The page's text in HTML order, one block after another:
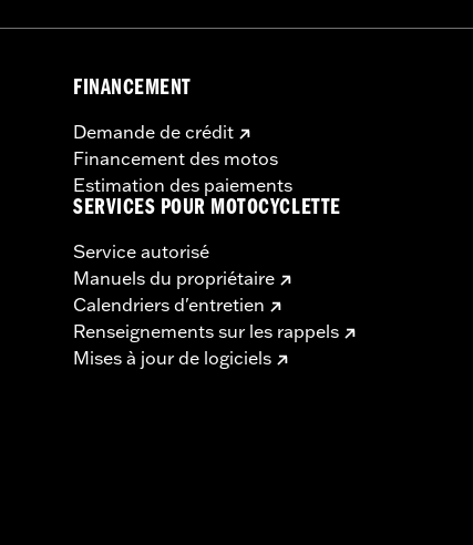
FINANCEMENT
Demande de crédit
Financement des motos
Estimation des paiements
SERVICES POUR MOTOCYCLETTE
Service autorisé
Manuels du propriétaire
Calendriers d'entretien
Renseignements sur les rappels
Mises à jour de logiciels